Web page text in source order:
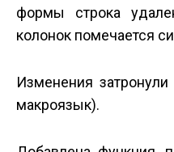
формы строка
колонок помечается
Изменения
макроязык).